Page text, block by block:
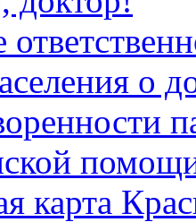
о
карта